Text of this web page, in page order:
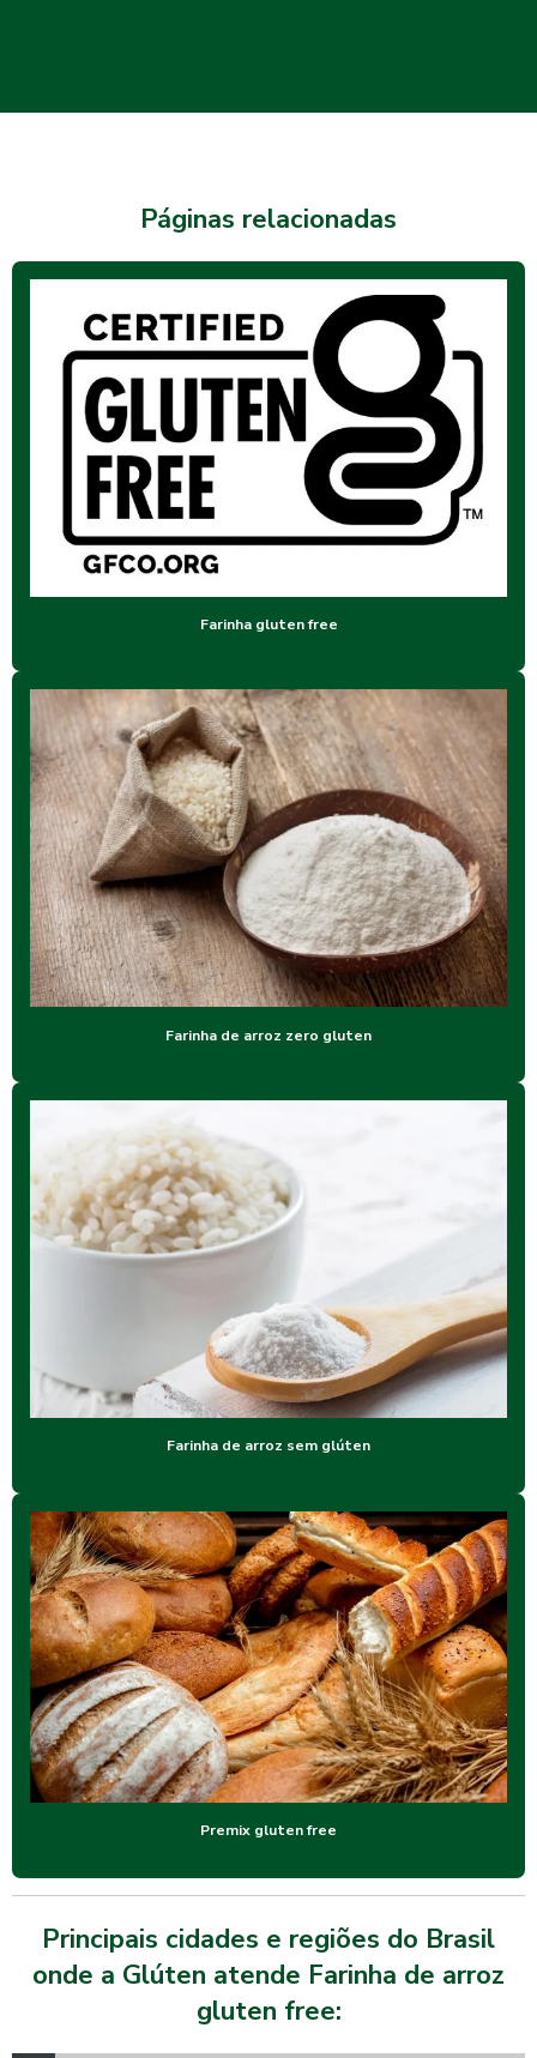
Páginas relacionadas
Farinha gluten free
Farinha de arroz zero gluten
Farinha de arroz sem glúten
Premix gluten free
Principais cidades e regiões do Brasil
onde a Glúten atende Farinha de arroz
gluten free: